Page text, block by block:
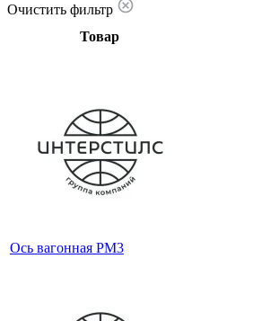
Очистить фильтр
Товар
Ось вагонная РМ3